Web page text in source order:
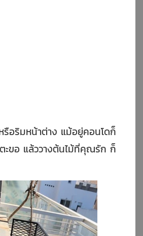
อริมหน้าต่าง แม้อยู่คอนโดก็
ะขอ แล้ววางต้นไม้ที่คุณรัก ก็